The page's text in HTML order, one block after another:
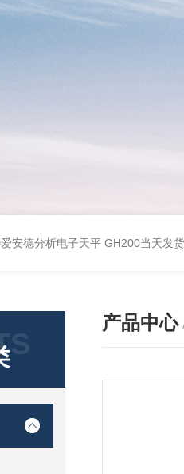
安德分析电子天平 GH200当天发
产品中心